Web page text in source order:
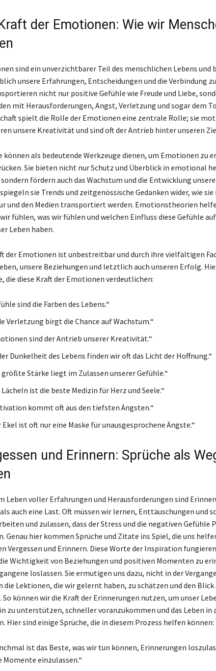
der Emotionen: Wie wir
sind ein unverzichtbarer Teil des menschlichen Lebens und
unsere Erfahrungen, Entscheidungen und die Verbindung
nicht nur positive Gefühle wie Freude und Liebe,
mit Herausforderungen, Angst, Verletzung und sogar dem
spielt die Rolle der Emotionen eine zentrale Rolle; sie
unsere Kreativität und sind oft der Antrieb hinter unseren
können als bedeutende Werkzeuge dienen, um Emotionen zu
Sie bieten nicht nur Schutz und Überblick in emotional
fördern auch das Wachstum und die Entwicklung
sie Trends und zeitgenössische Gedanken wider, wie
und den Medien transportiert werden. Emotionstheorien
fühlen, was wir fühlen und welchen Einfluss diese Gefühle
Leben haben.
der Emotionen ist unbestreitbar und durch ihre vielfältigen
unsere Beziehungen und letztlich auch unseren Erfolg.
die diese Kraft der Emotionen verdeutlichen:
sind die Farben des Lebens.“
Verletzung birgt die Chance auf Wachstum.“
sind der Antrieb unserer Kreativität.“
Dunkelheit des Lebens finden wir oft das Licht der Hoffnung.“
größte Stärke liegt im Zulassen unserer Gefühle.“
Lächeln ist die beste Medizin für Herz und Seele.“
kommt oft aus den tiefsten Ängsten.“
Ekel ist oft nur eine Maske für unausgesprochene Ängste.“
und Erinnern: Sprüche als
Leben voller Erfahrungen und Herausforderungen sind
auch eine Last. Oft müssen wir lernen, Enttäuschungen und
und zulassen, dass der Stress und die negativen Gefühle
Genau hier kommen Sprüche und Zitate ins Spiel, die uns
Vergessen und Erinnern. Diese Worte der Inspiration
Wichtigkeit von Beziehungen und positiven Momenten zu
loslassen. Sie ermutigen uns dazu, nicht in der
die Lektionen, die wir gelernt haben, zu schätzen und den Blick
So können wir die Kraft der Erinnerungen nutzen, um unser
zu unterstützen, schneller voranzukommen und das Leben in
Hier sind einige Sprüche, die in diesem Prozess helfen können:
ist das Beste, was wir tun können, Erinnerungen
Momente einzulassen.“